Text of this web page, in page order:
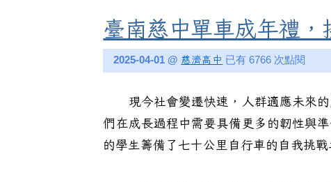
臺南慈中單車成年禮
2025-04-01 @ 慈濟高中 已有 6766 次點閱
現今社會變遷快速，人群適應未來的
們在成長過程中需要具備更多的韌性與
的學生籌備了七十公里自行車的自我挑戰